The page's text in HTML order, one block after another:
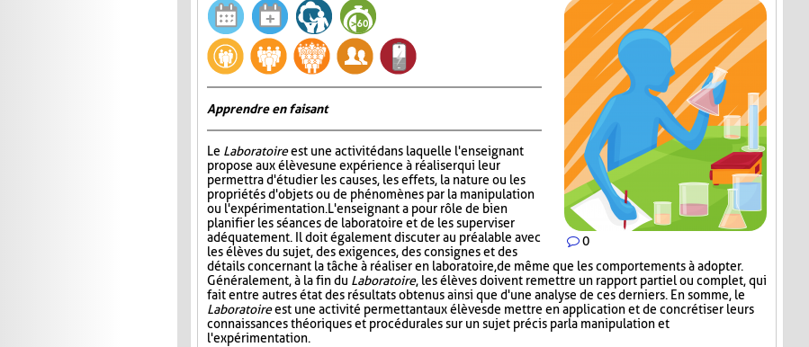
0
Apprendre en faisant
Le Laboratoireest une activité dans laquelle l'enseignant
propose aux élèves une expérience à réaliser qui leur
permettra d'étudier les causes, les effets, la nature ou les
propriétés d'objets ou de phénomènes par la manipulation
ou l'expérimentation. L'enseignant a pour rôle de bien
planifier les séances de laboratoire et de les superviser
adéquatement. Il doit également discuter au préalable avec
les élèves du sujet, des exigences, des consignes et des
détails concernant la tâche à réaliser en laboratoire, de même que les comportements à adopter.
Généralement, à la fin du Laboratoire, les élèves doivent remettre un rapport partiel ou complet, qui
fait entre autres état des résultats obtenus ainsi que d'une analyse de ces derniers. En somme, le
Laboratoireest une activité permettant aux élèves de mettre en application et de concrétiser leurs
connaissances théoriques et procédurales sur un sujet précis par la manipulation et
l'expérimentation.